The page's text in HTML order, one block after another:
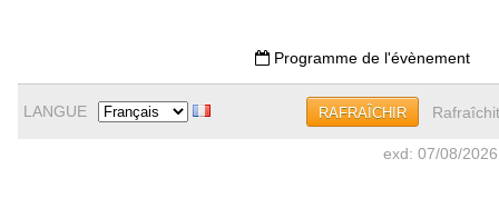
Programme de l'évènement
LANGUE RAFRAÎCHIR
exd: 07/08/